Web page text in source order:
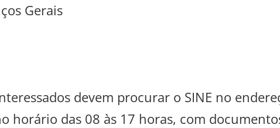
Gerais
devem procurar o SINE no
horário das 08 às 17 horas, com